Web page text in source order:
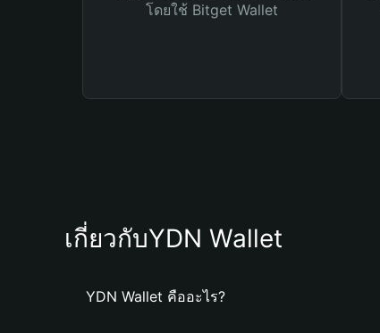
โดยใช้ Bitget Wallet
เกี่ยวกับYDN Wallet
YDN Wallet คืออะไร?